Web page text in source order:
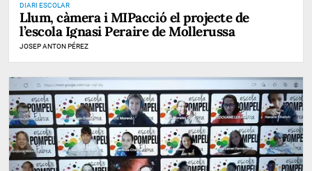
DIARI ESCOLAR
Llum, càmera i MIPacció el projecte de
l’escola Ignasi Peraire de Mollerussa
JOSEP ANTON PÉREZ